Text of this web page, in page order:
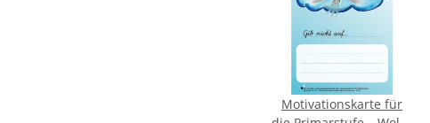
Motivationskarte für